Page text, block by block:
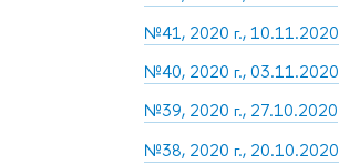
№41, 2020 г., 10.11.2020
№40, 2020 г., 03.11.2020
№39, 2020 г., 27.10.2020
№38, 2020 г., 20.10.2020